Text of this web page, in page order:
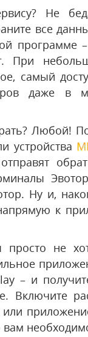
Не
все
программе
При
самый
даже в
Любой!
устройства
Ну и,
к
не
– и
Включите
вам